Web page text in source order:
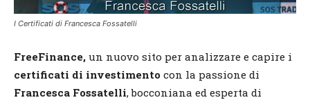
I Certificati di Francesca Fossatelli
FreeFinance, un nuovo sito per analizzare e capire i
certificati di investimento con la passione di
Francesca Fossatelli, bocconiana ed esperta di